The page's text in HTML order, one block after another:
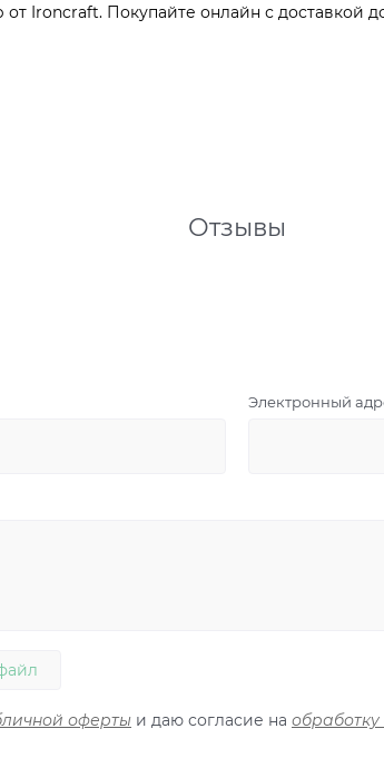
Ironcraft. Покупайте онлайн с доставкой
Отзывы
Электронный
оферты и даю согласие на